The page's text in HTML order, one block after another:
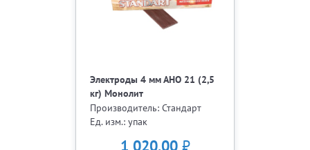
Электроды 4 мм АНО 21 (2,5
кг) Монолит
Производитель: Стандарт
Ед. изм.: упак
₽